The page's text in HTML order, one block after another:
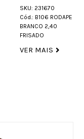
com 70mm de
altura Santa
Luzia
Cód.: B77 RODAPE